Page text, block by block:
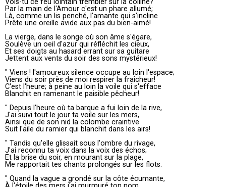
Vois-tu ce feu lointain trembler sur la colline?
Par la main de l'Amour c'est un phare allumé;
Là, comme un lis penché, l'amante qui s'incline
Prête une oreille avide aux pas du bien-aimé!
La vierge, dans le songe où son âme s'égare,
Soulève un oeil d'azur qui réfléchit les cieux,
Et ses doigts au hasard errant sur sa guitare
Jettent aux vents du soir des sons mystérieux!
" Viens ! l'amoureux silence occupe au loin l'espace;
Viens du soir près de moi respirer la fraîcheur!
C'est l'heure; à peine au loin la voile qui s'efface
Blanchit en ramenant le paisible pêcheur!
" Depuis l'heure où ta barque a fui loin de la rive,
J'ai suivi tout le jour ta voile sur les mers,
Ainsi que de son nid la colombe craintive
Suit l'aile du ramier qui blanchit dans les airs!
" Tandis qu'elle glissait sous l'ombre du rivage,
J'ai reconnu ta voix dans la voix des échos;
Et la brise du soir, en mourant sur la plage,
Me rapportait tes chants prolongés sur les flots.
" Quand la vague a grondé sur la côte écumante,